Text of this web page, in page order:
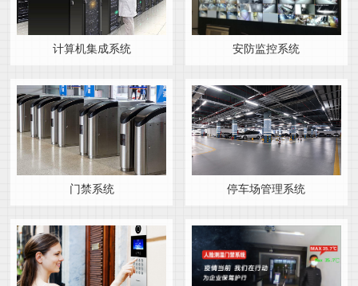
计算机集成系统 安防监控系统
门禁系统 停车场管理系统